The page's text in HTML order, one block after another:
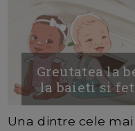
Greutatea la
la baieti si
Una dintre cele